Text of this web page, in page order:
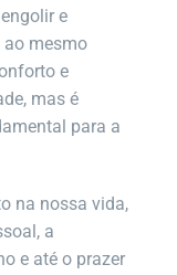
e
mesmo
e
mas é
para a
na nossa vida,
a
e até o prazer